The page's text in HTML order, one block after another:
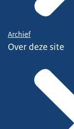
Archief
Over deze site